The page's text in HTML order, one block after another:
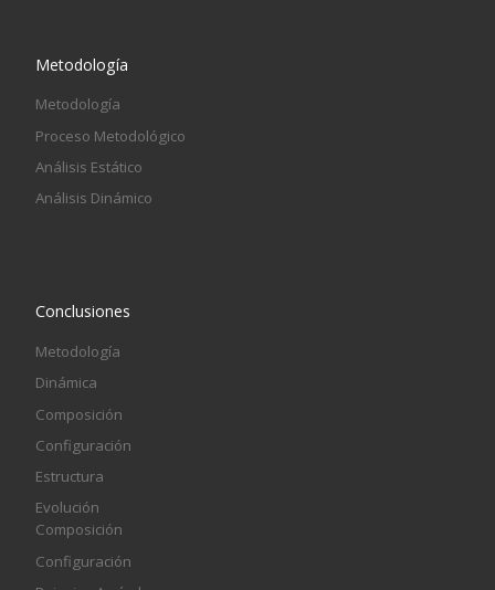
Metodología
Metodología
Proceso Metodológico
Análisis Estático
Análisis Dinámico
Conclusiones
Metodología
Dinámica
Composición
Configuración
Estructura
Evolución
Composición
Configuración